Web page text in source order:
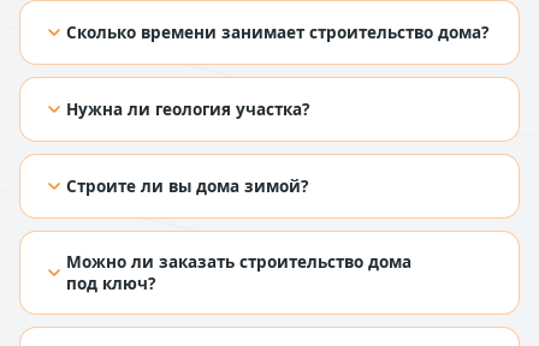
Сколько времени занимает строительство дома?
[TODO: добавить ответ из Figma]
Нужна ли геология участка?
[TODO: добавить ответ из Figma]
Строите ли вы дома зимой?
[TODO: добавить ответ из Figma]
Можно ли заказать строительство дома
под ключ?
[TODO: добавить ответ из Figma]